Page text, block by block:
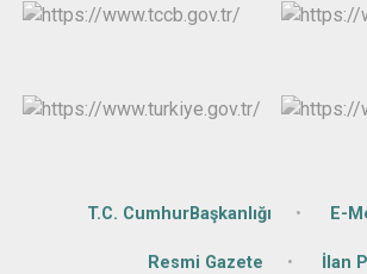
T.C. CumhurBaşkanlığı E-
Resmi Gazete İlan